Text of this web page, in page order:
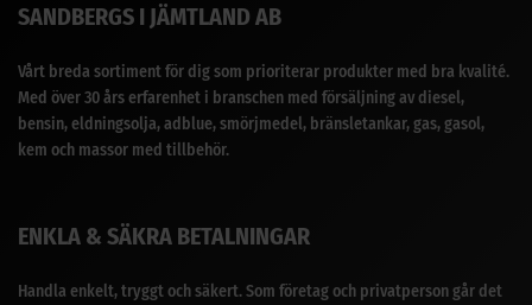
SANDBERGS I JÄMTLAND AB
Vårt breda sortiment för dig som prioriterar produkter med bra kvalité.
Med över 30 års erfarenhet i branschen med försäljning av diesel,
bensin, eldningsolja, adblue, smörjmedel, bränsletankar, gas, gasol,
kem och massor med tillbehör.
ENKLA & SÄKRA BETALNINGAR
Handla enkelt, tryggt och säkert. Som företag och privatperson går det